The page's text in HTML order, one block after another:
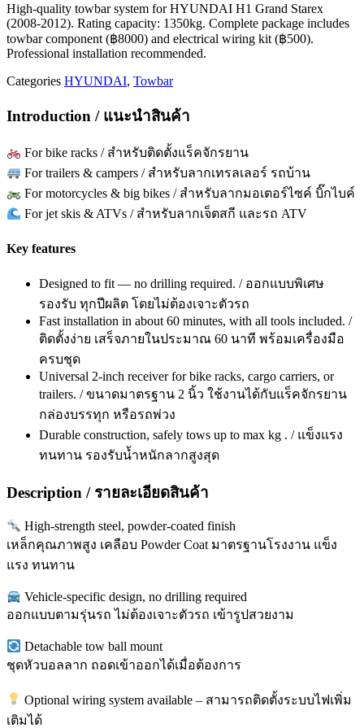
High-quality towbar system for HYUNDAI H1 Grand Starex
(2008-2012). Rating capacity: 1350kg. Complete package includes
towbar component (฿8000) and electrical wiring kit (฿500).
Professional installation recommended.
Categories HYUNDAI, Towbar
Introduction / แนะนำสินค้า
For bike racks / สำหรับติดตั้งแร็คจักรยาน
For trailers & campers / สำหรับลากเทรลเลอร์ รถบ้าน
For motorcycles & big bikes / สำหรับลากมอเตอร์ไซค์ บิ๊กไบค์
For jet skis & ATVs / สำหรับลากเจ็ตสกี และรถ ATV
Key features
Designed to fit — no drilling required. / ออกแบบพิเศษ
รองรับ ทุกปีผลิต โดยไม่ต้องเจาะตัวรถ
Fast installation in about 60 minutes, with all tools included. /
ติดตั้งง่าย เสร็จภายในประมาณ 60 นาที พร้อมเครื่องมือ
ครบชุด
Universal 2-inch receiver for bike racks, cargo carriers, or
trailers. / ขนาดมาตรฐาน 2 นิ้ว ใช้งานได้กับแร็คจักรยาน
กล่องบรรทุก หรือรถพ่วง
Durable construction, safely tows up to max kg . / แข็งแรง
ทนทาน รองรับน้ำหนักลากสูงสุด
Description / รายละเอียดสินค้า
High-strength steel, powder-coated finish
เหล็กคุณภาพสูง เคลือบ Powder Coat มาตรฐานโรงงาน แข็ง
แรง ทนทาน
Vehicle-specific design, no drilling required
ออกแบบตามรุ่นรถ ไม่ต้องเจาะตัวรถ เข้ารูปสวยงาม
Detachable tow ball mount
ชุดหัวบอลลาก ถอดเข้าออกได้เมื่อต้องการ
Optional wiring system available – สามารถติดตั้งระบบไฟเพิ่ม
เติมได้